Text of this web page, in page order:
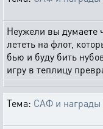
Неужели вы думаете
лететь на флот,
бью и буду бить
игру в теплицу
Тема: САФ и награды